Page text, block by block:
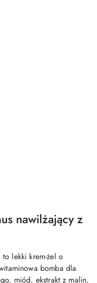
nawilżający z
lekki krem-żel o
bomba dla
miód, ekstrakt z malin,